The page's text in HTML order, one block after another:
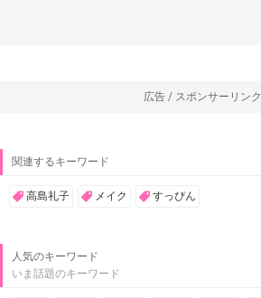
広告 / スポンサーリンク
関連するキーワード
高島礼子 メイク すっぴん
人気のキーワード
いま話題のキーワード